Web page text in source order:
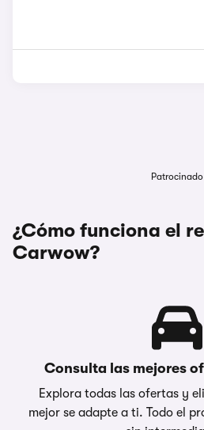
Patrocinado
¿Cómo funciona el
Carwow?
Consulta las mejores
Explora todas las ofertas y
mejor se adapte a ti. Todo el